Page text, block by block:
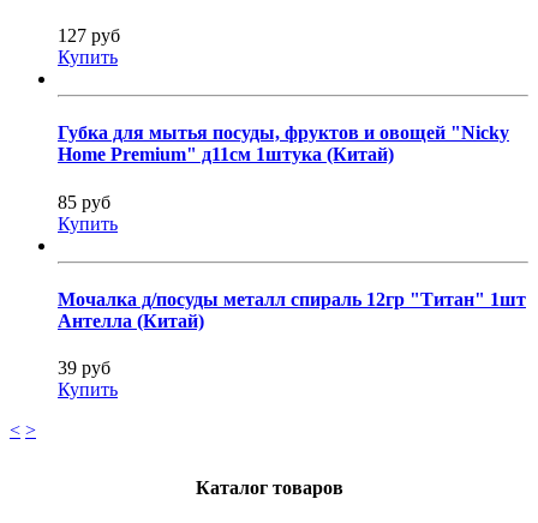
127 руб
Купить
Губка для мытья посуды, фруктов и овощей "Nicky
Home Premium" д11см 1штука (Китай)
85 руб
Купить
Мочалка д/посуды металл спираль 12гр "Титан" 1шт
Антелла (Китай)
39 руб
Купить
< >
Каталог товаров